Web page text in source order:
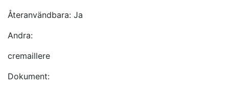
Återanvändbara: Ja
Andra:
cremaillere
Dokument: